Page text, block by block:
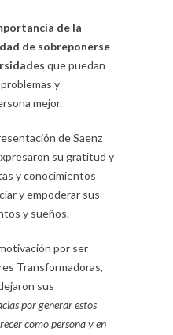
de la
de sobreponerse
que puedan
y
mejor.
de Saenz
su gratitud y
y conocimientos
y empoderar sus
y sueños.
por ser
Transformadoras,
sus
por generar estos
como persona y en